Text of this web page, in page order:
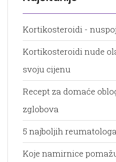
Kortikosteroidi -
Kortikosteroidi nude
svoju cijenu
Recept za domaće
zglobova
5 najboljih
Koje namirnice